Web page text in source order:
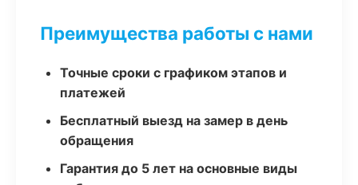
Преимущества работы с нами
Точные сроки с графиком этапов и
платежей
Бесплатный выезд на замер в день
обращения
Гарантия до 5 лет на основные виды